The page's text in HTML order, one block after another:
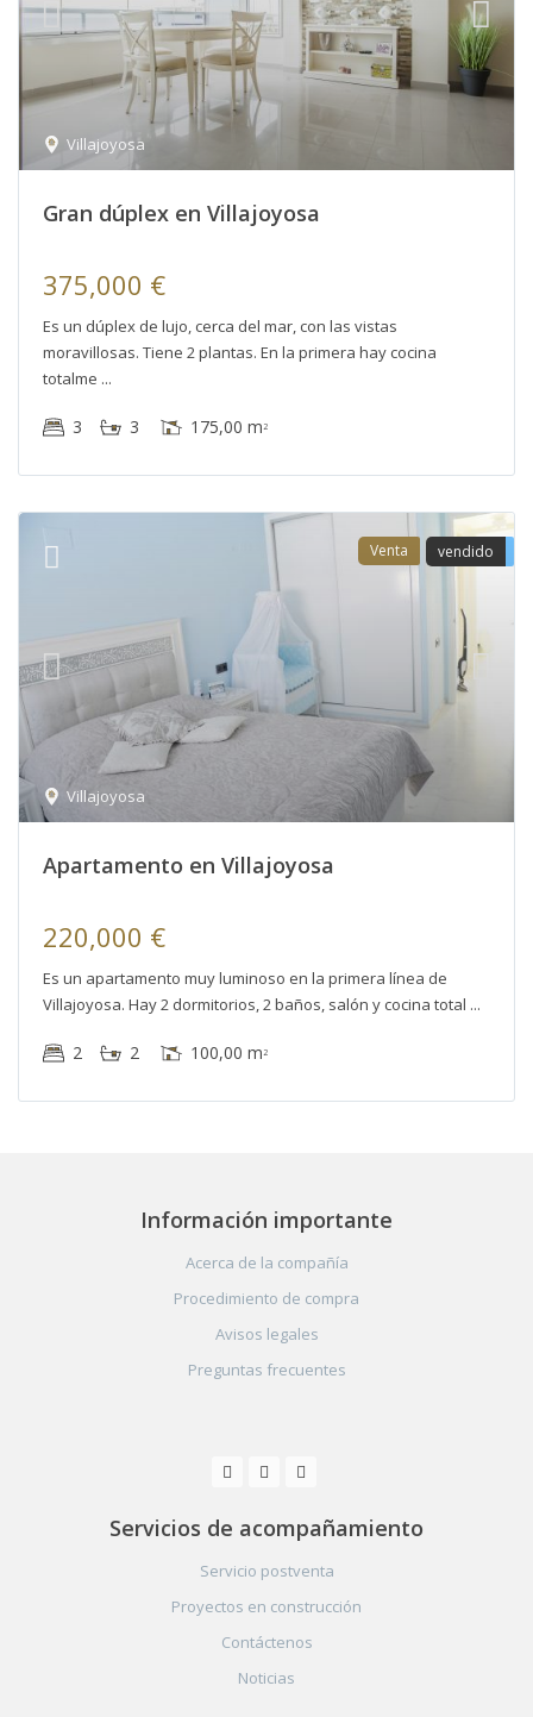
Villajoyosa
Gran dúplex en Villajoyosa
375,000 €
Es un dúplex de lujo, cerca del mar, con las vistas
moravillosas. Tiene 2 plantas. En la primera hay cocina
totalme
3 3 175,00 m 2
Villajoyosa
Venta vendido
Apartаmentо еn Villajoyosa
220,000 €
Es un apartamento muy luminoso en la primera línea de
Villajoyosa. Hay 2 dormitorios, 2 baños, salón y cocina total
2 2 100,00 m 2
Información importante
Acerca de la compañía
Procedimiento de compra
Avisos legales
Preguntas frecuentes
Servicios de acompañamiento
Servicio postventa
Proyectos en construcción
Contáctenos
Noticias